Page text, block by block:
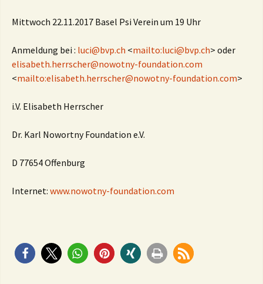
Mittwoch 22.11.2017 Basel Psi Verein um 19 Uhr
Anmeldung bei : luci@bvp.ch <mailto:luci@bvp.ch> oder
elisabeth.herrscher@nowotny-foundation.com
<mailto:elisabeth.herrscher@nowotny-foundation.com>
i.V. Elisabeth Herrscher
Dr. Karl Nowortny Foundation e.V.
D 77654 Offenburg
Internet: www.nowotny-foundation.com